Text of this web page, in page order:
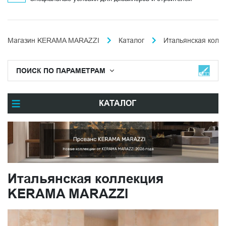
Магазин KERAMA MARAZZI Каталог Итальянская
ПОИСК ПО ПАРАМЕТРАМ
КАТАЛОГ
Итальянская коллекция
KERAMA MARAZZI